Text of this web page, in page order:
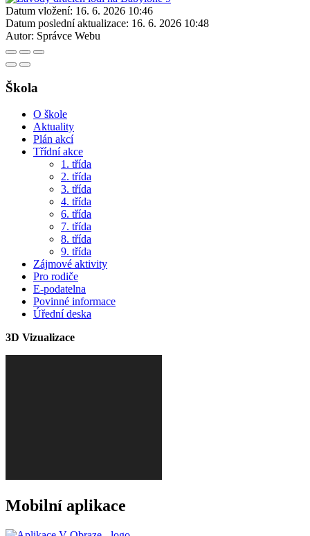
Datum vložení: 16. 6. 2026 10:46
Datum poslední aktualizace: 16. 6. 2026 10:48
Autor: Správce Webu
Škola
O škole
Aktuality
Plán akcí
Třídní akce
1. třída
2. třída
3. třída
4. třída
6. třída
7. třída
8. třída
9. třída
Zájmové aktivity
Pro rodiče
E-podatelna
Povinné informace
Úřední deska
3D Vizualizace
Mobilní aplikace